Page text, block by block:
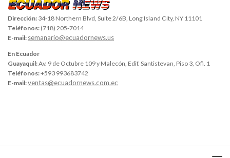
Dirección: 34-18 Northern Blvd, Suite 2/6B, Long Island City, NY 11101
Teléfonos: (718) 205-7014
E-mail: semanario@ecuadornews.us
En Ecuador
Guayaquil:Av. 9 de Octubre 109 y Malecón, Edif. Santistevan, Piso 3, Ofi. 1
Teléfonos:+593 993683742
E-mail:ventas@ecuadornews.com.ec